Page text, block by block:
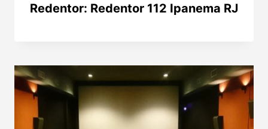
Redentor: Redentor 112 Ipanema RJ